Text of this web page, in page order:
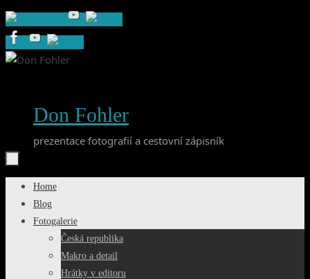
Skip
to
content
Don Fohler
prezentace fotografií a cestovní zápisník
Skip
content
Home
Blog
Fotogalerie
Česká republika
Makro a detail
Hrátky v editoru